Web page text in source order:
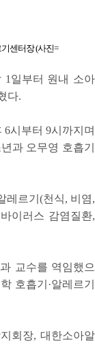
센터장 (사진=
1일부터 원내 소아
다.
시부터 9시까지며
과 오무영 호흡기
레르기(천식, 비염,
이러스 감염질환,
교수를 역임했으
호흡기·알레르기
회장, 대한소아알